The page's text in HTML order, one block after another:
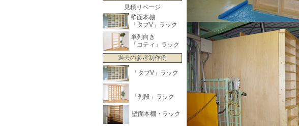
見積りページ
壁面本棚
「タブV」ラック
単列向き
「コティ」ラック
過去の参考制作例
「タブV」ラック
「列段」ラック
壁面本棚・ラック